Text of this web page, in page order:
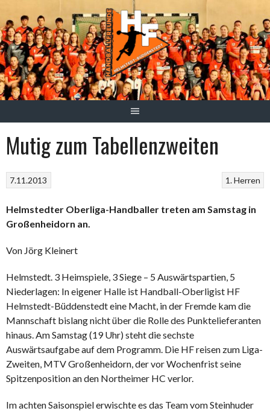
zum
Inhalt
Mutig zum Tabellenzweiten
1. Herren
7.11.2013
Helmstedter Oberliga-Handballer treten am Samstag in
Großenheidorn an.
Von Jörg Kleinert
Helmstedt. 3 Heimspiele, 3 Siege – 5 Auswärtspartien, 5
Niederlagen: In eigener Halle ist Handball-Oberligist HF
Helmstedt-Büddenstedt eine Macht, in der Fremde kam die
Mannschaft bislang nicht über die Rolle des Punktelieferanten
hinaus. Am Samstag (19 Uhr) steht die sechste
Auswärtsaufgabe auf dem Programm. Die HF reisen zum Liga-
Zweiten, MTV Großenheidorn, der vor Wochenfrist seine
Spitzenposition an den Northeimer HC verlor.
Im achten Saisonspiel erwischte es das Team vom Steinhuder